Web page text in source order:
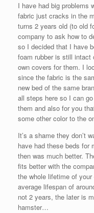
I have had big problems
fabric just cracks in the
turns 2 years old (to old
company to ask how to
so I decided that I have
foam rubber is still intact
own covers for them. I
since the fabric is the
new bed of the same
all steps here so I can
them and also for you
some other color to the
It’s a shame they don’t
have had these beds for
then was much better.
fits better with the
the whole lifetime of your
average lifespan of
not 2 years, the later is
hamster…